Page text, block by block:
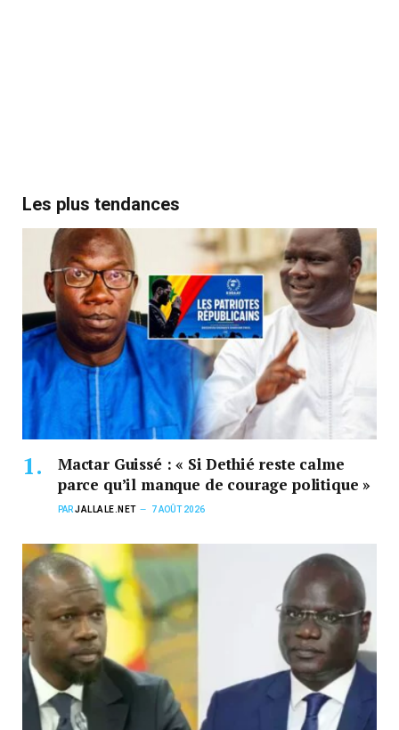
Les plus tendances
Mactar Guissé : « Si Dethié reste calme
parce qu’il manque de courage politique »
PARJALLALE.NET 7 AOÛT 2026